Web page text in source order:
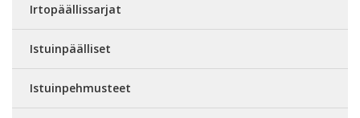
Irtopäällissarjat
Istuinpäälliset
Istuinpehmusteet